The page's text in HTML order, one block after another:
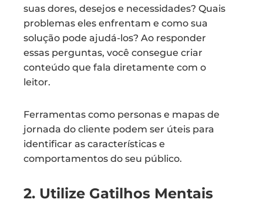
suas dores, desejos e necessidades? Quais
problemas eles enfrentam e como sua
solução pode ajudá-los? Ao responder
essas perguntas, você consegue criar
conteúdo que fala diretamente com o
leitor.
Ferramentas como personas e mapas de
jornada do cliente podem ser úteis para
identificar as características e
comportamentos do seu público.
2. Utilize Gatilhos Mentais